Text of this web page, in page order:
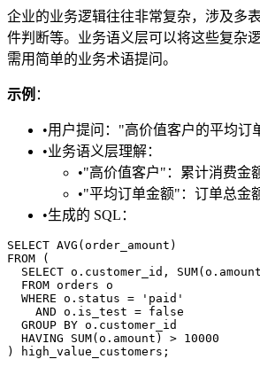
企业的业务逻辑往往非常复杂，涉及多
件判断等。业务语义层可以将这些复杂
需用简单的业务术语提问。
示例 ：
•用户提问："高价值客户的平均订
•业务语义层理解：
•"高价值客户"：累计消费金
•"平均订单金额"：订单总金
•生成的 SQL：
SELECT AVG(order_amount)
FROM (
SELECT o.customer_id,
  FROM orders o
  WHERE o.status = 'paid'
    AND o.is_test = false
  GROUP BY o.customer_id
  HAVING SUM(o.amount) > 10000